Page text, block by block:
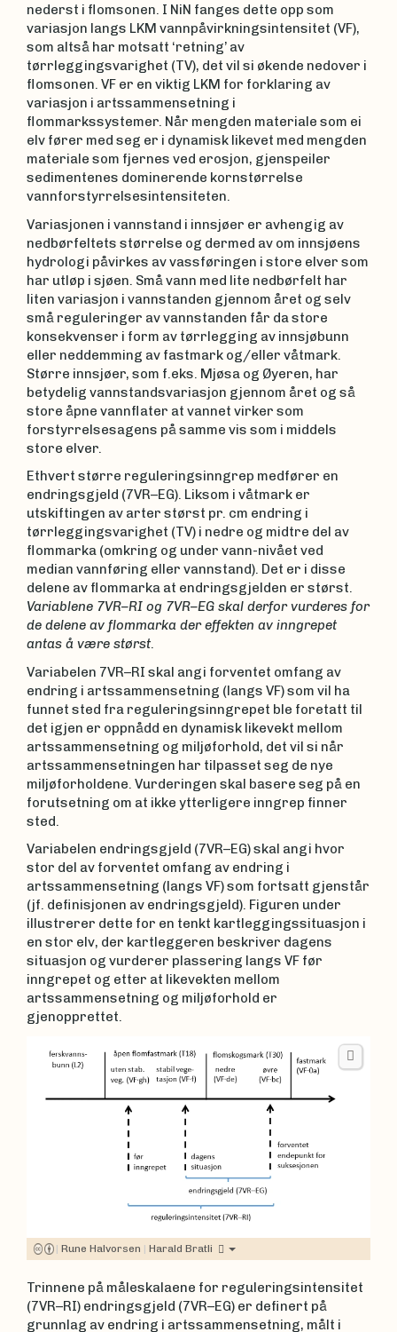
nederst i flomsonen. I NiN fanges dette opp som
variasjon langs LKM vannpåvirkningsintensitet (VF),
som altså har motsatt ‘retning’ av
tørrleggingsvarighet (TV), det vil si økende nedover i
flomsonen. VF er en viktig LKM for forklaring av
variasjon i artssammensetning i
flommarkssystemer. Når mengden materiale som ei
elv fører med seg er i dynamisk likevet med mengden
materiale som fjernes ved erosjon, gjenspeiler
sedimentenes dominerende kornstørrelse
vannforstyrrelsesintensiteten.
Variasjonen i vannstand i innsjøer er avhengig av
nedbørfeltets størrelse og dermed av om innsjøens
hydrologi påvirkes av vassføringen i store elver som
har utløp i sjøen. Små vann med lite nedbørfelt har
liten variasjon i vannstanden gjennom året og selv
små reguleringer av vannstanden får da store
konsekvenser i form av tørrlegging av innsjøbunn
eller neddemming av fastmark og/eller våtmark.
Større innsjøer, som f.eks. Mjøsa og Øyeren, har
betydelig vannstandsvariasjon gjennom året og så
store åpne vannflater at vannet virker som
forstyrrelsesagens på samme vis som i middels
store elver.
Ethvert større reguleringsinngrep medfører en
endringsgjeld (7VR–EG). Liksom i våtmark er
utskiftingen av arter størst pr. cm endring i
tørrleggingsvarighet (TV) i nedre og midtre del av
flommarka (omkring og under vann-nivået ved
median vannføring eller vannstand). Det er i disse
delene av flommarka at endringsgjelden er størst.
Variablene 7VR–RI og 7VR–EG skal derfor vurderes for
de delene av flommarka der effekten av inngrepet
antas å være størst.
Variabelen 7VR–RI skal angi forventet omfang av
endring i artssammensetning (langs VF) som vil ha
funnet sted fra reguleringsinngrepet ble foretatt til
det igjen er oppnådd en dynamisk likevekt mellom
artssammensetning og miljøforhold, det vil si når
artssammensetningen har tilpasset seg de nye
miljøforholdene. Vurderingen skal basere seg på en
forutsetning om at ikke ytterligere inngrep finner
sted.
Variabelen endringsgjeld (7VR–EG) skal angi hvor
stor del av forventet omfang av endring i
artssammensetning (langs VF) som fortsatt gjenstår
(jf. definisjonen av endringsgjeld). Figuren under
illustrerer dette for en tenkt kartleggingssituasjon i
en stor elv, der kartleggeren beskriver dagens
situasjon og vurderer plassering langs VF før
inngrepet og etter at likevekten mellom
artssammensetning og miljøforhold er
gjenopprettet.
| Rune Halvorsen | Harald Bratli
Trinnene på måleskalaene for reguleringsintensitet
(7VR–RI) endringsgjeld (7VR–EG) er definert på
grunnlag av endring i artssammensetning, målt i